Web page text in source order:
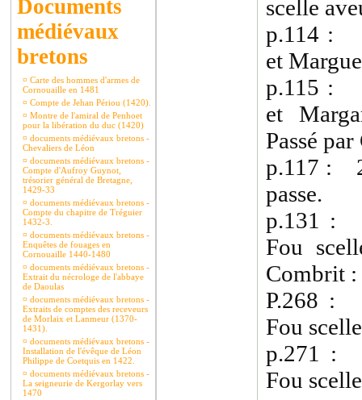
Documents
médiévaux
bretons
¤ Carte des hommes d'armes de
Cornouaille en 1481
¤ Compte de Jehan Périou (1420).
¤ Montre de l'amiral de Penhoet
pour la libération du duc (1420)
¤ documents médiévaux bretons -
Chevaliers de Léon
¤ documents médiévaux bretons -
Compte d'Aufroy Guynot,
trésorier général de Bretagne,
1429-33
¤ documents médiévaux bretons -
Compte du chapitre de Tréguier
1432-3.
¤ documents médiévaux bretons -
Enquêtes de fouages en
Cornouaille 1440-1480
¤ documents médiévaux bretons -
Extrait du nécrologe de l'abbaye
de Daoulas
¤ documents médiévaux bretons -
Extraits de comptes des receveurs
de Morlaix et Lanmeur (1370-
1431).
¤ documents médiévaux bretons -
Installation de l'évêque de Léon
Philippe de Coetquis en 1422.
¤ documents médiévaux bretons -
La seigneurie de Kergorlay vers
1470
scelle
p.114 :
et
p.115 :
et
Passé
p.117 :
passe.
p.131 :
Fou
Combrit :
P.268 :
Fou
p.271 :
Fou